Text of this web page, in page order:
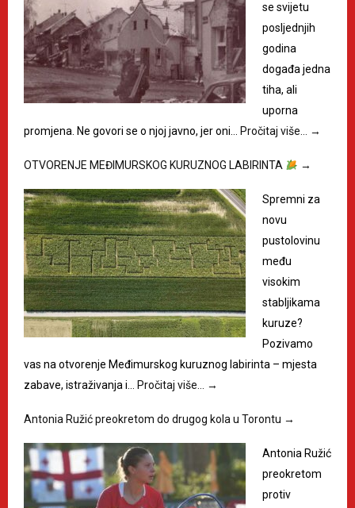
se svijetu
posljednjih
godina
događa jedna
tiha, ali
uporna
promjena. Ne govori se o njoj javno, jer oni… Pročitaj više… →
OTVORENJE MEĐIMURSKOG KURUZNOG LABIRINTA →
Spremni za
novu
pustolovinu
među
visokim
stabljikama
kuruze?
Pozivamo
vas na otvorenje Međimurskog kuruznog labirinta – mjesta
zabave, istraživanja i… Pročitaj više… →
Antonia Ružić preokretom do drugog kola u Torontu →
Antonia Ružić
preokretom
protiv